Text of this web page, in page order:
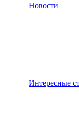
Новости
Интересные